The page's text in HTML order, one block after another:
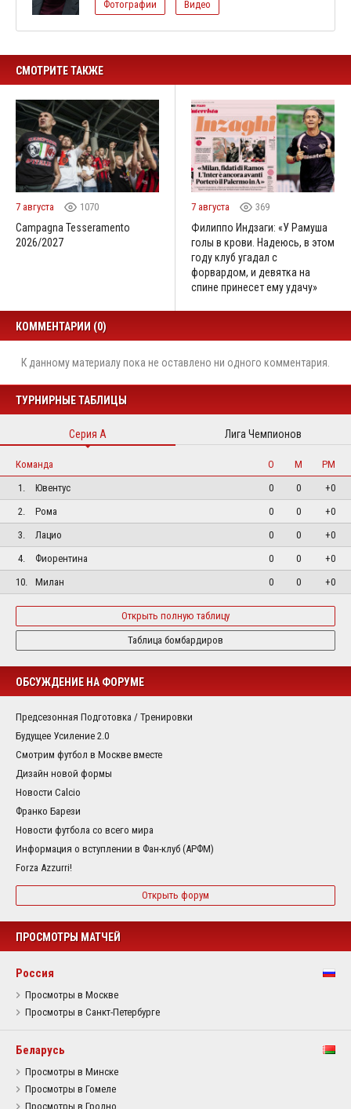
Фотографии Видео
СМОТРИТЕ ТАКЖЕ
7 августа 1070
Campagna Tesseramento
2026/2027
7 августа 369
Филиппо Индзаги: «У Рамуша
голы в крови. Надеюсь, в этом
году клуб угадал с
форвардом, и девятка на
спине принесет ему удачу»
КОММЕНТАРИИ (0)
К данному материалу пока не оставлено ни одного комментария.
ТУРНИРНЫЕ ТАБЛИЦЫ
Серия А Лига Чемпионов
Команда О М
РМ
1.
Ювентус 0 0
+0
2.
Рома 0 0
+0
3.
Лацио 0 0
+0
4.
Фиорентина 0 0
+0
10.
Милан 0 0 +0
Открыть полную таблицу
Таблица бомбардиров
ОБСУЖДЕНИЕ НА ФОРУМЕ
Предсезонная Подготовка / Тренировки
Будущее Усиление 2.0
Смотрим футбол в Москве вместе
Дизайн новой формы
Новости Calcio
Франко Барези
Новости футбола со всего мира
Информация о вступлении в Фан-клуб (АРФМ)
Forza Azzurri!
Открыть форум
ПРОСМОТРЫ МАТЧЕЙ
Россия
Просмотры в Москве
Просмотры в Санкт-Петербурге
Беларусь
Просмотры в Минске
Просмотры в Гомеле
Просмотры в Гродно